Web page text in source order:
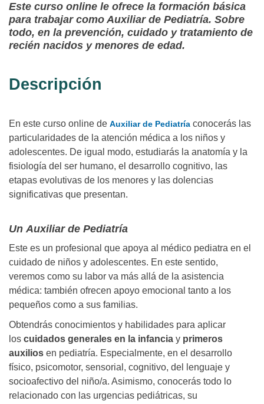
Este curso online le ofrece la formación básica
para trabajar como Auxiliar de Pediatría. Sobre
todo, en la prevención, cuidado y tratamiento de
recién nacidos y menores de edad.
Descripción
En este curso online de Auxiliar de Pediatría conocerás las
particularidades de la atención médica a los niños y
adolescentes. De igual modo, estudiarás la anatomía y la
fisiología del ser humano, el desarrollo cognitivo, las
etapas evolutivas de los menores y las dolencias
significativas que presentan.
Un Auxiliar de Pediatría
Este es un profesional que apoya al médico pediatra en el
cuidado de niños y adolescentes. En este sentido,
veremos como su labor va más allá de la asistencia
médica: también ofrecen apoyo emocional tanto a los
pequeños como a sus familias.
Obtendrás conocimientos y habilidades para aplicar
los cuidados generales en la infancia y primeros
auxilios en pediatría. Especialmente, en el desarrollo
físico, psicomotor, sensorial, cognitivo, del lenguaje y
socioafectivo del niño/a. Asimismo, conocerás todo lo
relacionado con las urgencias pediátricas, su